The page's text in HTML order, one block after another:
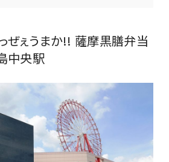
ぜぇうまか!! 薩摩黒膳弁当
中央駅